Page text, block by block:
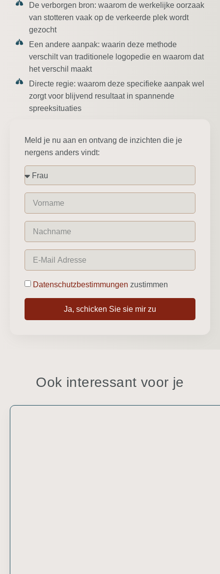
De verborgen bron: waarom de werkelijke oorzaak
van stotteren vaak op de verkeerde plek wordt
gezocht
Een andere aanpak: waarin deze methode
verschilt van traditionele logopedie en waarom dat
het verschil maakt
Directe regie: waarom deze specifieke aanpak wel
zorgt voor blijvend resultaat in spannende
spreeksituaties
Meld je nu aan en ontvang de inzichten die je
nergens anders vindt:
Datenschutzbestimmungen zustimmen
Ja, schicken Sie sie mir zu
Ook interessant voor je